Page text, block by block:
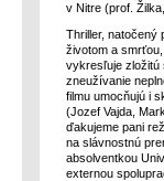
v Nitre (prof.
Thriller, natočený
životom a
vykresľuje zložitú
zneužívanie
filmu umocňujú i
(Jozef Vajda,
ďakujeme pani
na slávnostnú
absolventkou
externou